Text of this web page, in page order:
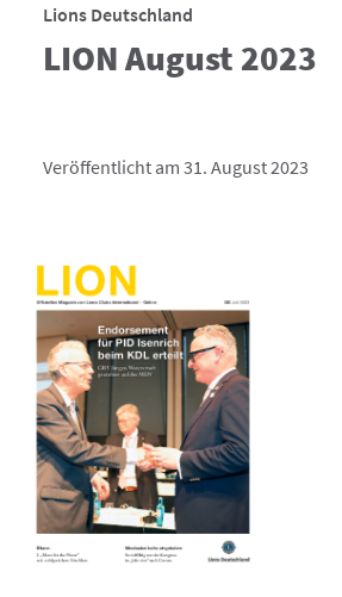
Lions Deutschland
LION August 2023
Veröffentlicht am 31. August 2023